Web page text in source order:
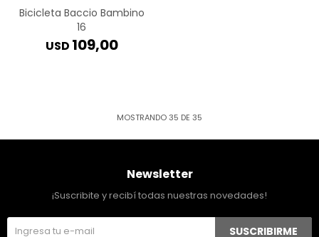
Bicicleta Baccio Bambino
16
USD 109,00
MOSTRANDO35 DE 35
Newsletter
¡Suscribite y recibí todas nuestras novedades!
SUSCRIBIRME